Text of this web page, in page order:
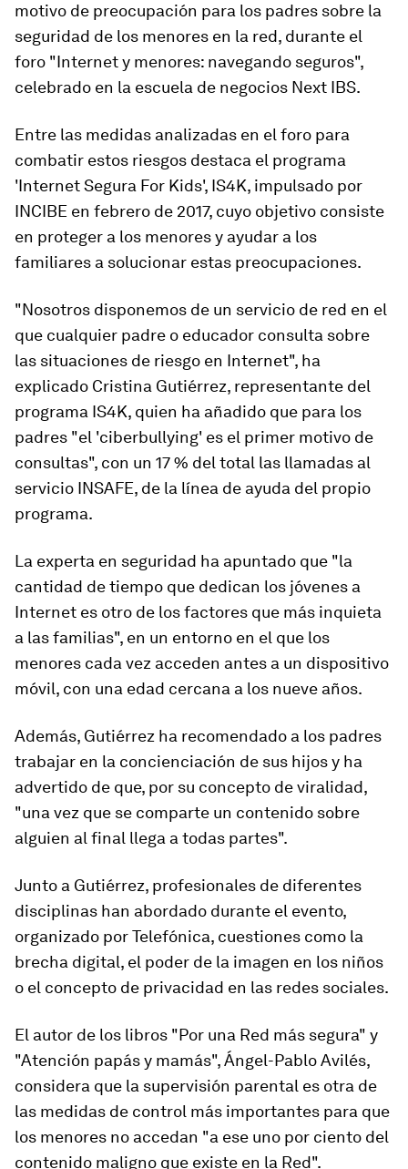
motivo de preocupación para los padres sobre la
seguridad de los menores en la red, durante el
foro "Internet y menores: navegando seguros",
celebrado en la escuela de negocios Next IBS.
Entre las medidas analizadas en el foro para
combatir estos riesgos destaca el programa
'Internet Segura For Kids', IS4K, impulsado por
INCIBE en febrero de 2017, cuyo objetivo consiste
en proteger a los menores y ayudar a los
familiares a solucionar estas preocupaciones.
"Nosotros disponemos de un servicio de red en el
que cualquier padre o educador consulta sobre
las situaciones de riesgo en Internet", ha
explicado Cristina Gutiérrez, representante del
programa IS4K, quien ha añadido que para los
padres "el 'ciberbullying' es el primer motivo de
consultas", con un 17 % del total las llamadas al
servicio INSAFE, de la línea de ayuda del propio
programa.
La experta en seguridad ha apuntado que "la
cantidad de tiempo que dedican los jóvenes a
Internet es otro de los factores que más inquieta
a las familias", en un entorno en el que los
menores cada vez acceden antes a un dispositivo
móvil, con una edad cercana a los nueve años.
Además, Gutiérrez ha recomendado a los padres
trabajar en la concienciación de sus hijos y ha
advertido de que, por su concepto de viralidad,
"una vez que se comparte un contenido sobre
alguien al final llega a todas partes".
Junto a Gutiérrez, profesionales de diferentes
disciplinas han abordado durante el evento,
organizado por Telefónica, cuestiones como la
brecha digital, el poder de la imagen en los niños
o el concepto de privacidad en las redes sociales.
El autor de los libros "Por una Red más segura" y
"Atención papás y mamás", Ángel-Pablo Avilés,
considera que la supervisión parental es otra de
las medidas de control más importantes para que
los menores no accedan "a ese uno por ciento del
contenido maligno que existe en la Red".